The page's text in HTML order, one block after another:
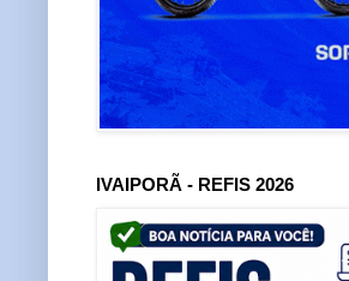
IVAIPORÃ - REFIS 2026